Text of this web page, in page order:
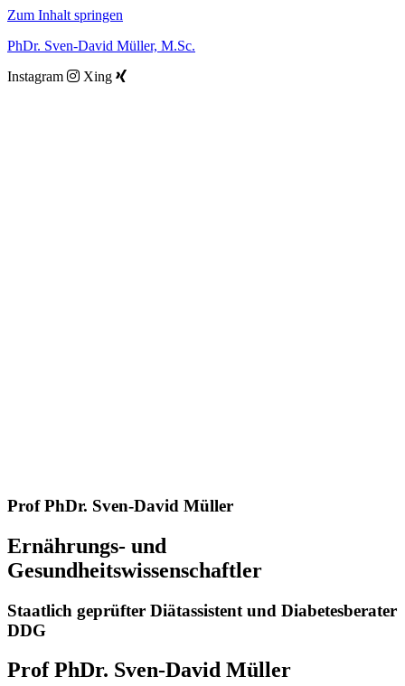
Zum Inhalt springen
PhDr. Sven-David Müller, M.Sc.
Instagram
Xing
Prof PhDr. Sven-David Müller
Ernährungs- und
Gesundheitswissenschaftler
Staatlich geprüfter Diätassistent und Diabetesberater
DDG
Prof PhDr. Sven-David Müller